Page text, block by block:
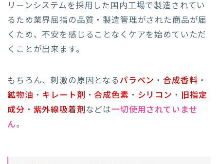
リーンシステムを採用した国内工場で製造されてい
るため業界屈指の品質・製造管理がされた商品が届
くため、不安を感じることなくケアを始めていただ
くことが出来ます。
もちろん、刺激の原因となるパラベン ・合成香料 ・
鉱物油 ・ キレート剤 ・合成色素 ・ シリコン ・
旧指定
成分 ・ 紫外線吸着剤などは一切使用されていませ
ん。